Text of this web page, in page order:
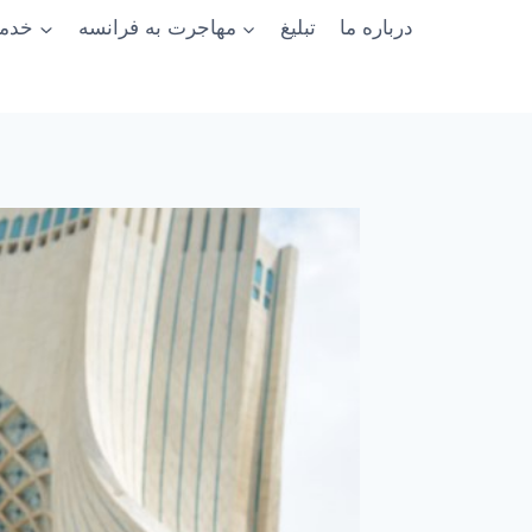
مهاجرت به فرانسه تبلیغ درباره ما